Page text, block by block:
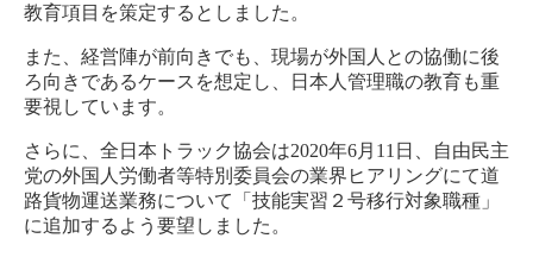
教育項目を策定するとしました。
また、経営陣が前向きでも、現場が外国人との協働に後
ろ向きであるケースを想定し、日本人管理職の教育も重
要視しています。
さらに、全日本トラック協会は2020年6月11日、自由民主
党の外国人労働者等特別委員会の業界ヒアリングにて道
路貨物運送業務について「技能実習２号移行対象職種」
に追加するよう要望しました。